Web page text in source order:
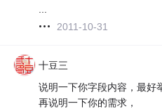
2011-10-31
十豆三
说明一下你字段内容，最好
再说明一下你的需求，